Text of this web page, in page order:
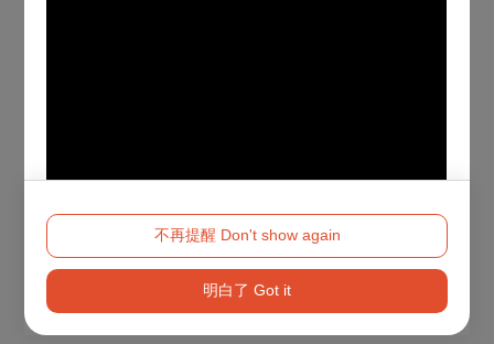
Method 2
不再提醒 Don't show again
明白了 Got it